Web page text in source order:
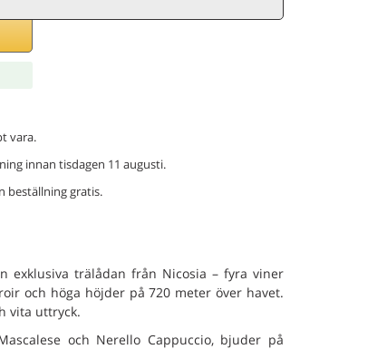
vara.
innan tisdagen 11 augusti.
beställning gratis.
exklusiva trälådan från Nicosia – fyra viner
och höga höjder på 720 meter över havet.
vita uttryck.
och Nerello Cappuccio, bjuder på